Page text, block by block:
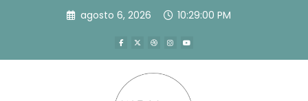
agosto 6, 2026 10:29:00 PM